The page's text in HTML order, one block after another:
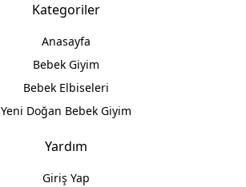
Kategoriler
Anasayfa
Bebek Giyim
Bebek Elbiseleri
Yeni Doğan Bebek Giyim
Yardım
Giriş Yap